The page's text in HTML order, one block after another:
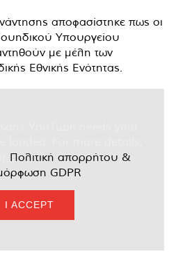
αποφασίστηκε πως οι
Υπουργείου
με μέλη των
Εθνικής Ενότητας.
Πολιτική απορρήτου &
GDPR
I ACCEPT